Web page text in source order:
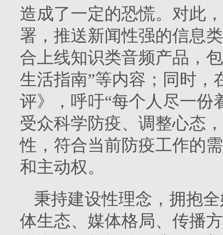
造成了一定的恐慌。对此
署，推送新闻性强的信息
合上线知识类音频产品，
生活指南”等内容；同时，
评》，呼吁“每个人尽一份
受众科学防疫、调整心态
性，符合当前防疫工作的
和主动权。
秉持建设性理念，拥抱
体生态、媒体格局、传播